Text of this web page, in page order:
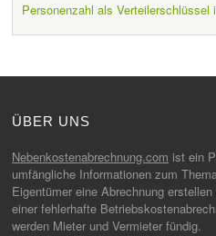
Personenzahl als Verteilerschlüssel
ÜBER UNS
Nebenkostenabrechnung.com ist ein
umfängliche Informationen zum
Eigentümer eine Abrechnung
einer fehlerhafte
werden Mieter und Vermieter fündig.